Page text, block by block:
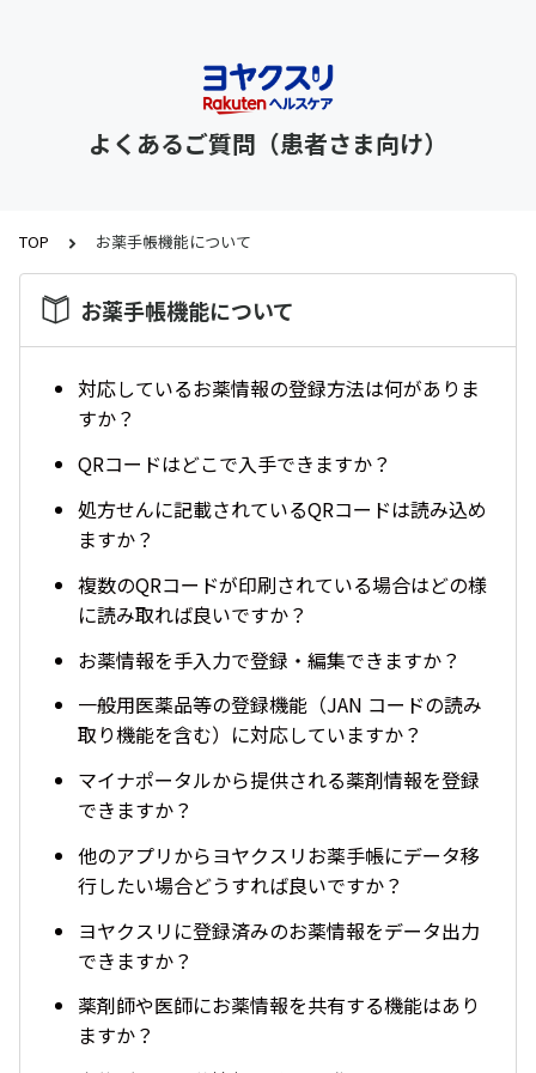
よくあるご質問（患者さま向け）
TOP お薬手帳機能について
お薬手帳機能について
対応しているお薬情報の登録方法は何がありま
すか？
QRコードはどこで入手できますか？
処方せんに記載されているQRコードは読み込め
ますか？
複数のQRコードが印刷されている場合はどの様
に読み取れば良いですか？
お薬情報を手入力で登録・編集できますか？
一般用医薬品等の登録機能（JAN コードの読み
取り機能を含む）に対応していますか？
マイナポータルから提供される薬剤情報を登録
できますか？
他のアプリからヨヤクスリお薬手帳にデータ移
行したい場合どうすれば良いですか？
ヨヤクスリに登録済みのお薬情報をデータ出力
できますか？
薬剤師や医師にお薬情報を共有する機能はあり
ますか？